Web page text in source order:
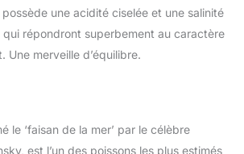
une acidité ciselée et une salinité
qui répondront superbement au caractère
Une merveille d’équilibre.
le ‘faisan de la mer’ par le célèbre
est l’un des poissons les plus estimés